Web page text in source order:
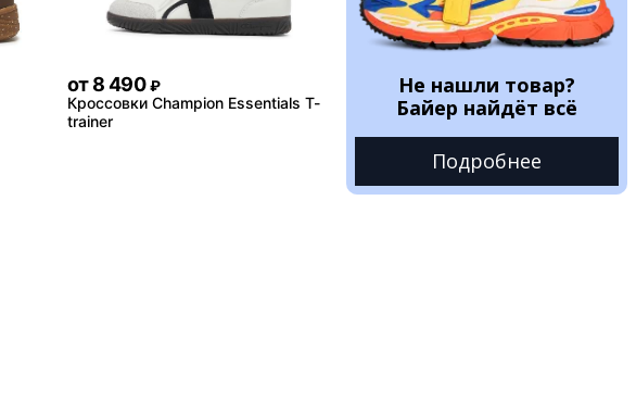
от 8 490 ₽
Кроссовки Champion Essentials T-
trainer
Не нашли товар?
Байер найдёт всё
Подробнее